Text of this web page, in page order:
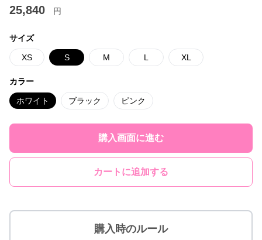
25,840 円
サイズ
XS S M L XL
カラー
ホワイト ブラック ピンク
購入画面に進む
カートに追加する
購入時のルール